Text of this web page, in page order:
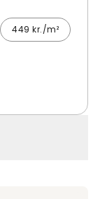
449 kr./m²